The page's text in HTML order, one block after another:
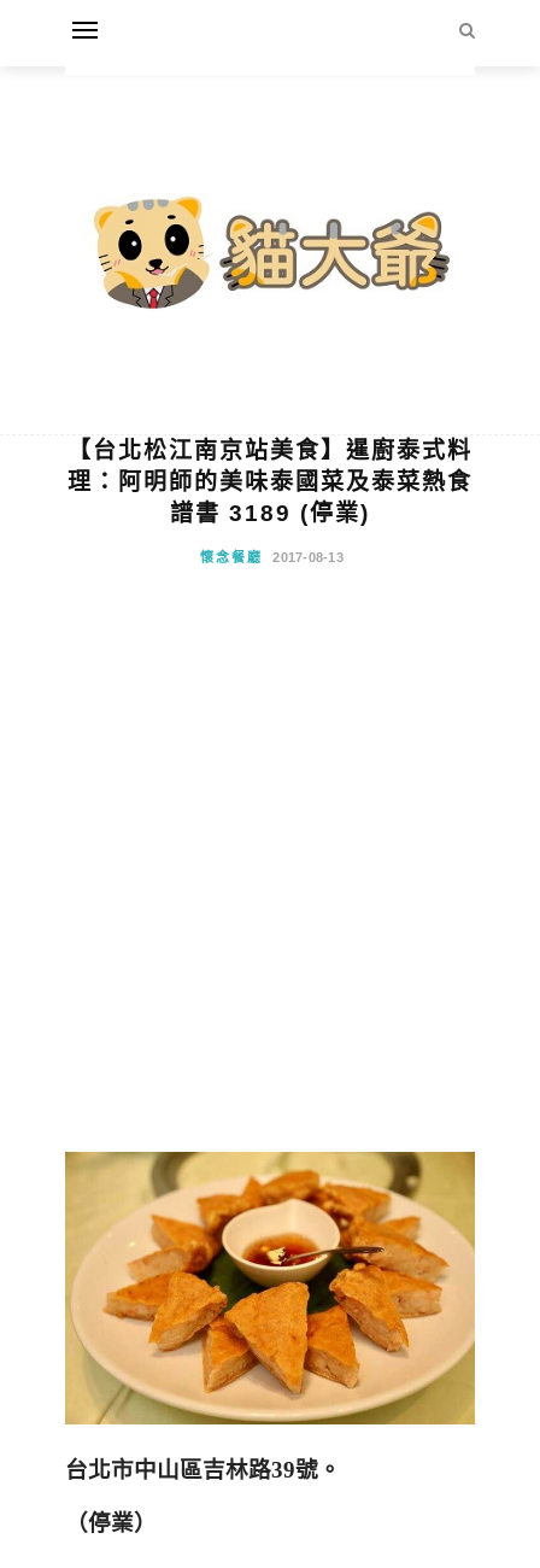
【台北松江南京站美食】暹廚泰式料
理：阿明師的美味泰國菜及泰菜熱食
譜書 3189 (停業)
懷念餐廳 2017-08-13
台北市中山區吉林路39號。
（停業）